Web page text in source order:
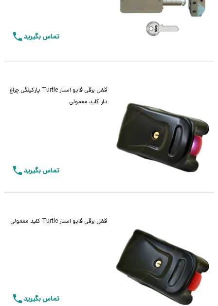
تماس بگیرید
قفل برقی فایو استار Turtle پارکینگی چراغ
دار کلید معمولی
تماس بگیرید
قفل برقی فایو استار Turtle کلید معمولی
تماس بگیرید